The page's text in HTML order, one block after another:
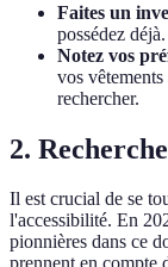
Faites un
possédez
Notez vos
vos
rechercher.
2.
Il est crucial de se
l'accessibilité. En
pionnières dans ce